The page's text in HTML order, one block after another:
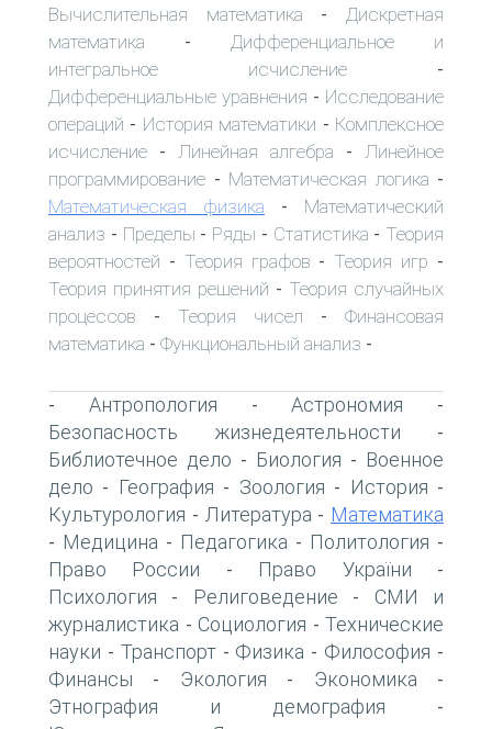
Вычислительная математика -Дискретная
математика - Дифференциальное и
интегральное исчисление -
Дифференциальные уравнения - Исследование
операций - История математики - Комплексное
исчисление - Линейная алгебра - Линейное
программирование - Математическая логика -
Математическая физика - Математический
анализ - Пределы - Ряды - Статистика - Теория
вероятностей - Теория графов - Теория игр -
Теория принятия решений - Теория случайных
процессов - Теория чисел - Финансовая
математика - Функциональный анализ -
- Антропология -Астрономия -
Безопасность жизнедеятельности -
Библиотечное дело - Биология - Военное
дело - География - Зоология - История -
Культурология - Литература - Математика
- Медицина - Педагогика - Политология -
Право России - Право України -
Психология - Религоведение - СМИ и
журналистика - Социология - Технические
науки - Транспорт- Физика - Философия -
Финансы - Экология - Экономика -
Этнография и демография -